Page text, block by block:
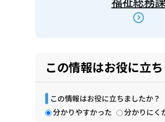
この情報はお役に立
この情報はお役に立ちましたか？
分かりやすかった
分かりにく